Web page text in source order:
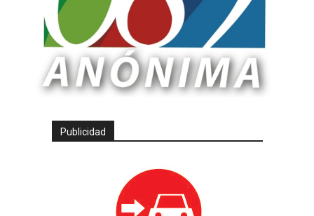
Publicidad